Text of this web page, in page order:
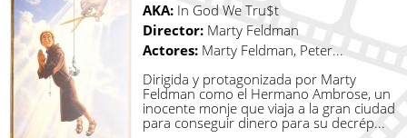
AKA: In God We Tru$t
Director: Marty Feldman
Actores: Marty Feldman, Peter...
Dirigida y protagonizada por Marty
Feldman como el Hermano Ambrose, un
inocente monje que viaja a la gran ciudad
para conseguir dinero para su decrép...